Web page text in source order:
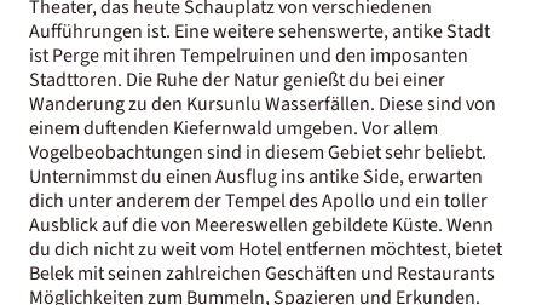
Theater, das heute Schauplatz von verschiedenen
Aufführungen ist. Eine weitere sehenswerte, antike Stadt
ist Perge mit ihren Tempelruinen und den imposanten
Stadttoren. Die Ruhe der Natur genießt du bei einer
Wanderung zu den Kursunlu Wasserfällen. Diese sind von
einem duftenden Kiefernwald umgeben. Vor allem
Vogelbeobachtungen sind in diesem Gebiet sehr beliebt.
Unternimmst du einen Ausflug ins antike Side, erwarten
dich unter anderem der Tempel des Apollo und ein toller
Ausblick auf die von Meereswellen gebildete Küste. Wenn
du dich nicht zu weit vom Hotel entfernen möchtest, bietet
Belek mit seinen zahlreichen Geschäften und Restaurants
Möglichkeiten zum Bummeln, Spazieren und Erkunden.